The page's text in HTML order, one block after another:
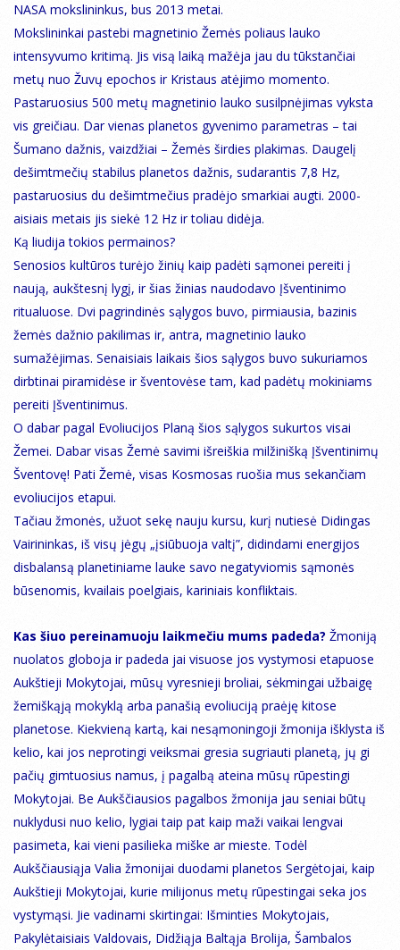
NASA mokslininkus, bus 2013 metai.
Mokslininkai pastebi magnetinio Žemės poliaus lauko
intensyvumo kritimą. Jis visą laiką mažėja jau du tūkstančiai
metų nuo Žuvų epochos ir Kristaus atėjimo momento.
Pastaruosius 500 metų magnetinio lauko susilpnėjimas vyksta
vis greičiau. Dar vienas planetos gyvenimo parametras – tai
Šumano dažnis, vaizdžiai – Žemės širdies plakimas. Daugelį
dešimtmečių stabilus planetos dažnis, sudarantis 7,8 Hz,
pastaruosius du dešimtmečius pradėjo smarkiai augti. 2000-
aisiais metais jis siekė 12 Hz ir toliau didėja.
Ką liudija tokios permainos?
Senosios kultūros turėjo žinių kaip padėti sąmonei pereiti į
naują, aukštesnį lygį, ir šias žinias naudodavo Įšventinimo
ritualuose. Dvi pagrindinės sąlygos buvo, pirmiausia, bazinis
žemės dažnio pakilimas ir, antra, magnetinio lauko
sumažėjimas. Senaisiais laikais šios sąlygos buvo sukuriamos
dirbtinai piramidėse ir šventovėse tam, kad padėtų mokiniams
pereiti Įšventinimus.
O dabar pagal Evoliucijos Planą šios sąlygos sukurtos visai
Žemei. Dabar visas Žemė savimi išreiškia milžinišką Įšventinimų
Šventovę! Pati Žemė, visas Kosmosas ruošia mus sekančiam
evoliucijos etapui.
Tačiau žmonės, užuot sekę nauju kursu, kurį nutiesė Didingas
Vairininkas, iš visų jėgų „įsiūbuoja valtį”, didindami energijos
disbalansą planetiniame lauke savo negatyviomis sąmonės
būsenomis, kvailais poelgiais, kariniais konfliktais.
Kas šiuo pereinamuoju laikmečiu mums padeda? Žmoniją
nuolatos globoja ir padeda jai visuose jos vystymosi etapuose
Aukštieji Mokytojai, mūsų vyresnieji broliai, sėkmingai užbaigę
žemiškąją mokyklą arba panašią evoliuciją praėję kitose
planetose. Kiekvieną kartą, kai nesąmoningoji žmonija išklysta iš
kelio, kai jos neprotingi veiksmai gresia sugriauti planetą, jų gi
pačių gimtuosius namus, į pagalbą ateina mūsų rūpestingi
Mokytojai. Be Aukščiausios pagalbos žmonija jau seniai būtų
nuklydusi nuo kelio, lygiai taip pat kaip maži vaikai lengvai
pasimeta, kai vieni pasilieka miške ar mieste. Todėl
Aukščiausiąja Valia žmonijai duodami planetos Sergėtojai, kaip
Aukštieji Mokytojai, kurie milijonus metų rūpestingai seka jos
vystymąsi. Jie vadinami skirtingai: Išminties Mokytojais,
Pakylėtaisiais Valdovais, Didžiąja Baltąja Brolija, Šambalos